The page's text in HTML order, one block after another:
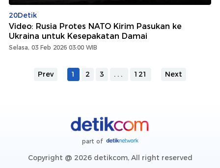
20Detik
Video: Rusia Protes NATO Kirim Pasukan ke
Ukraina untuk Kesepakatan Damai
Selasa, 03 Feb 2026 03:00 WIB
Prev 1 2 3 ... 121 Next
part of
Copyright @ 2026 detikcom, All right reserved